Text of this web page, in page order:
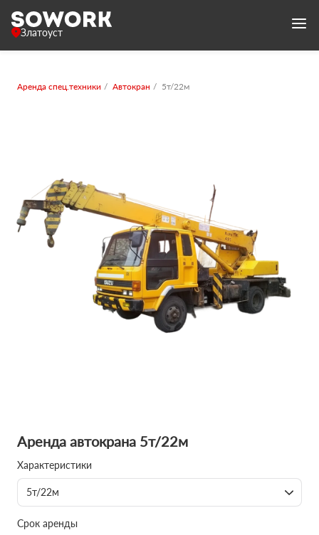
Златоуст
Аренда спец.техники Автокран 5т/22м
Аренда автокрана 5т/22м
Характеристики
5т/22м
Срок аренды